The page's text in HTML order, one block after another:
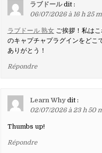
ラブドール dit :
06/07/2026 à 16 h 25
ラブドール 熟女ご挨拶！私はこ
のキャプチャプラグインをどこ
ありがとう！
Répondre
Learn Why dit :
02/07/2026 à 23 h 50
Thumbs up!
Répondre